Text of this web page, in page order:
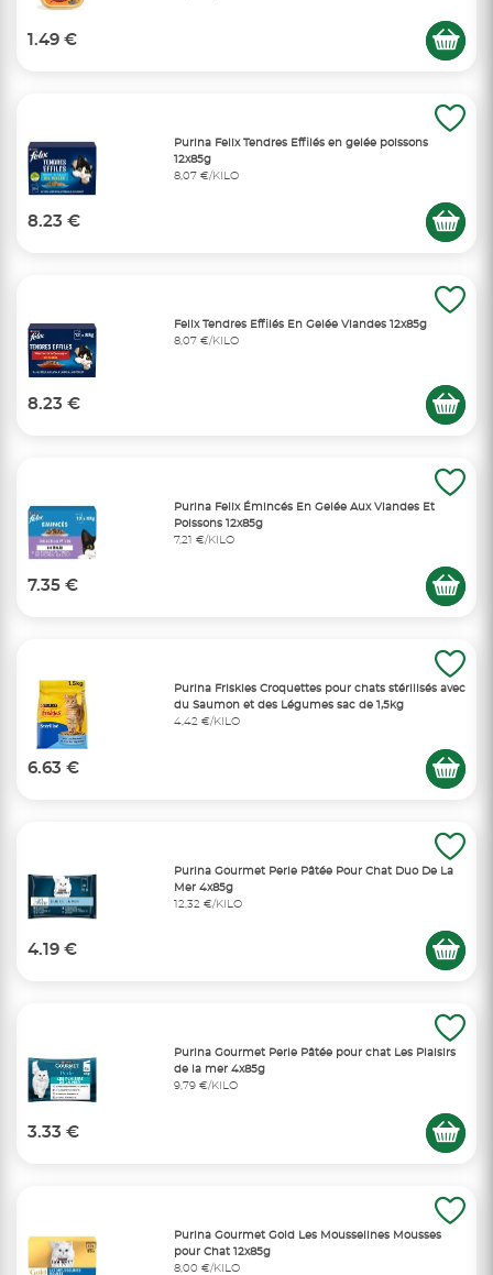
1.49 €
Purina Felix Tendres Effilés en gelée poissons
12x85g
8,07 €/KILO
8.23 €
Felix Tendres Effilés En Gelée Viandes 12x85g
8,07 €/KILO
8.23 €
Purina Felix Émincés En Gelée Aux Viandes Et
Poissons 12x85g
7,21 €/KILO
7.35 €
Purina Friskies Croquettes pour chats stérilisés avec
du Saumon et des Légumes sac de 1,5kg
4,42 €/KILO
6.63 €
Purina Gourmet Perle Pâtée Pour Chat Duo De La
Mer 4x85g
12,32 €/KILO
4.19 €
Purina Gourmet Perle Pâtée pour chat Les Plaisirs
de la mer 4x85g
9,79 €/KILO
3.33 €
Purina Gourmet Gold Les Mousselines Mousses
pour Chat 12x85g
8,00 €/KILO